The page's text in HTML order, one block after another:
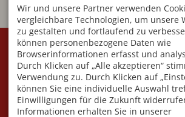
KONTAKT
Initiative Villa Jauss e.V
Fuggerstraße 7
87561 Oberstdorf
DEUTSCHLAND
Mobil+49 176 591 549 95
info@villa-jauss.de
VEREIN
Geschäftsstelle:
Angelika Blüml
Am
87561
Wir sind
während der
erreichbar!!
Wir und unsere Partner verwenden
vergleichbare Technologien, um unsere
zu gestalten und fortlaufend zu
können personenbezogene Daten wie
Browserinformationen erfasst und
Durch Klicken auf „Alle akzeptieren“
Verwendung zu. Durch Klicken auf
können Sie eine individuelle Auswahl
Einwilligungen für die Zukunft
Informationen erhalten Sie in unserer